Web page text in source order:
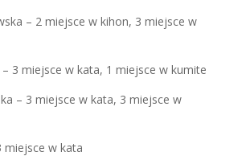
– 2 miejsce w kihon, 3 miejsce w
3 miejsce w kata, 1 miejsce w kumite
– 3 miejsce w kata, 3 miejsce w
miejsce w kata